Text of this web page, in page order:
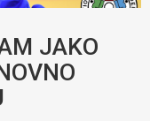
JAKO